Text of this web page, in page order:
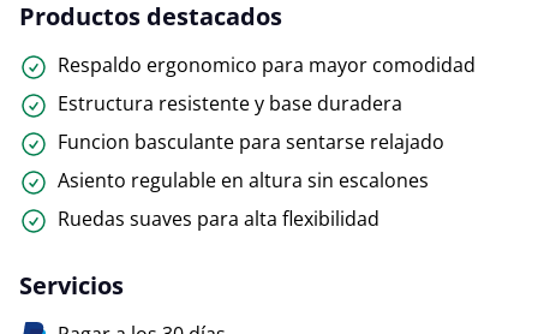
Productos destacados
Respaldo ergonomico para mayor comodidad
Estructura resistente y base duradera
Funcion basculante para sentarse relajado
Asiento regulable en altura sin escalones
Ruedas suaves para alta flexibilidad
Servicios